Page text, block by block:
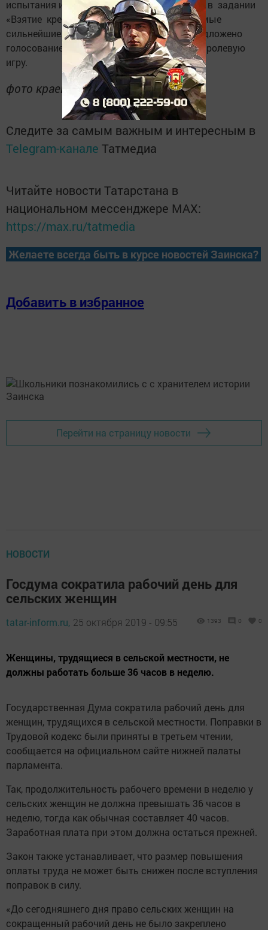
испытания и с удовольствием участвовали в задании
«Взятие крепости», в котором победили самые
сильнейшие. В заключение детям было предложено
голосование, оценить с помощью смайлов ролевую
игру.
фото краеведческого музея
Следите за самым важным и интересным в
Telegram-канале Татмедиа
Читайте новости Татарстана в
национальном мессенджере MАХ:
https://max.ru/tatmedia
Желаете всегда быть в курсе новостей Заинска?
Добавить в избранное
Перейти на страницу новости
НОВОСТИ
Госдума сократила рабочий день для
сельских женщин
tatar-inform.ru, 25 октября 2019 - 09:55 1393 0 0
Женщины, трудящиеся в сельской местности, не
должны работать больше 36 часов в неделю.
Государственная Дума сократила рабочий день для
женщин, трудящихся в сельской местности. Поправки в
Трудовой кодекс были приняты в третьем чтении,
сообщается на официальном сайте нижней палаты
парламента.
Так, продолжительность рабочего времени в неделю у
сельских женщин не должна превышать 36 часов в
неделю, тогда как обычная составляет 40 часов.
Заработная плата при этом должна остаться прежней.
Закон также устанавливает, что размер повышения
оплаты труда не может быть снижен после вступления
поправок в силу.
«До сегодняшнего дня право сельских женщин на
сокращенный рабочий день не было закреплено